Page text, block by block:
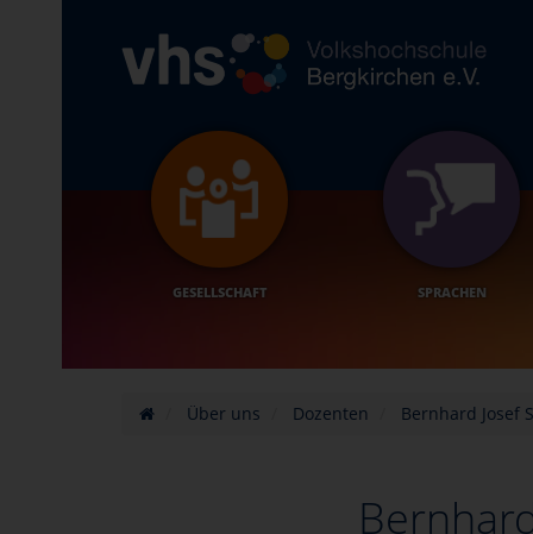
GESELLSCHAFT SPRACHEN
Über uns Dozenten Bernhard Josef